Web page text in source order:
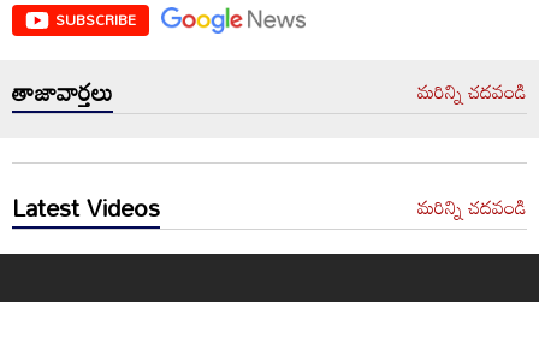
SUBSCRIBE
తాజావార్తలు మరిన్ని చదవండి
Latest Videos మరిన్ని చదవండి